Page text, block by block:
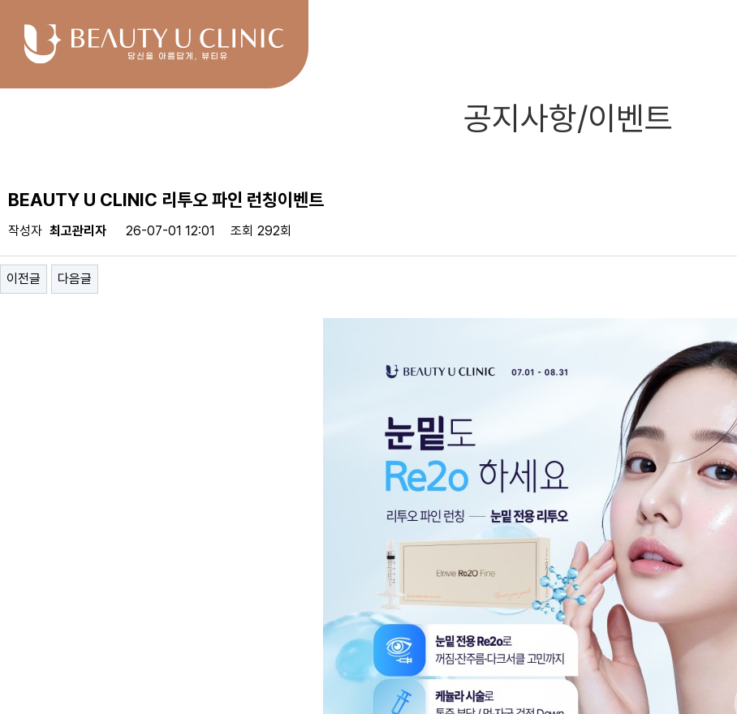
공지사항/이벤트
BEAUTY U CLINIC 리투오 파인 런칭이벤트
작성자 최고관리자 26-07-01 12:01 조회 292회
이전글 다음글